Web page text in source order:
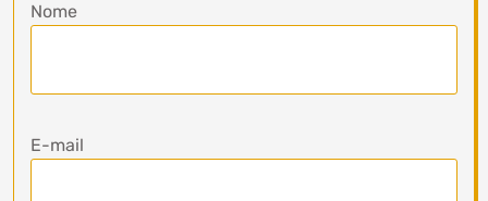
Nome
E-mail